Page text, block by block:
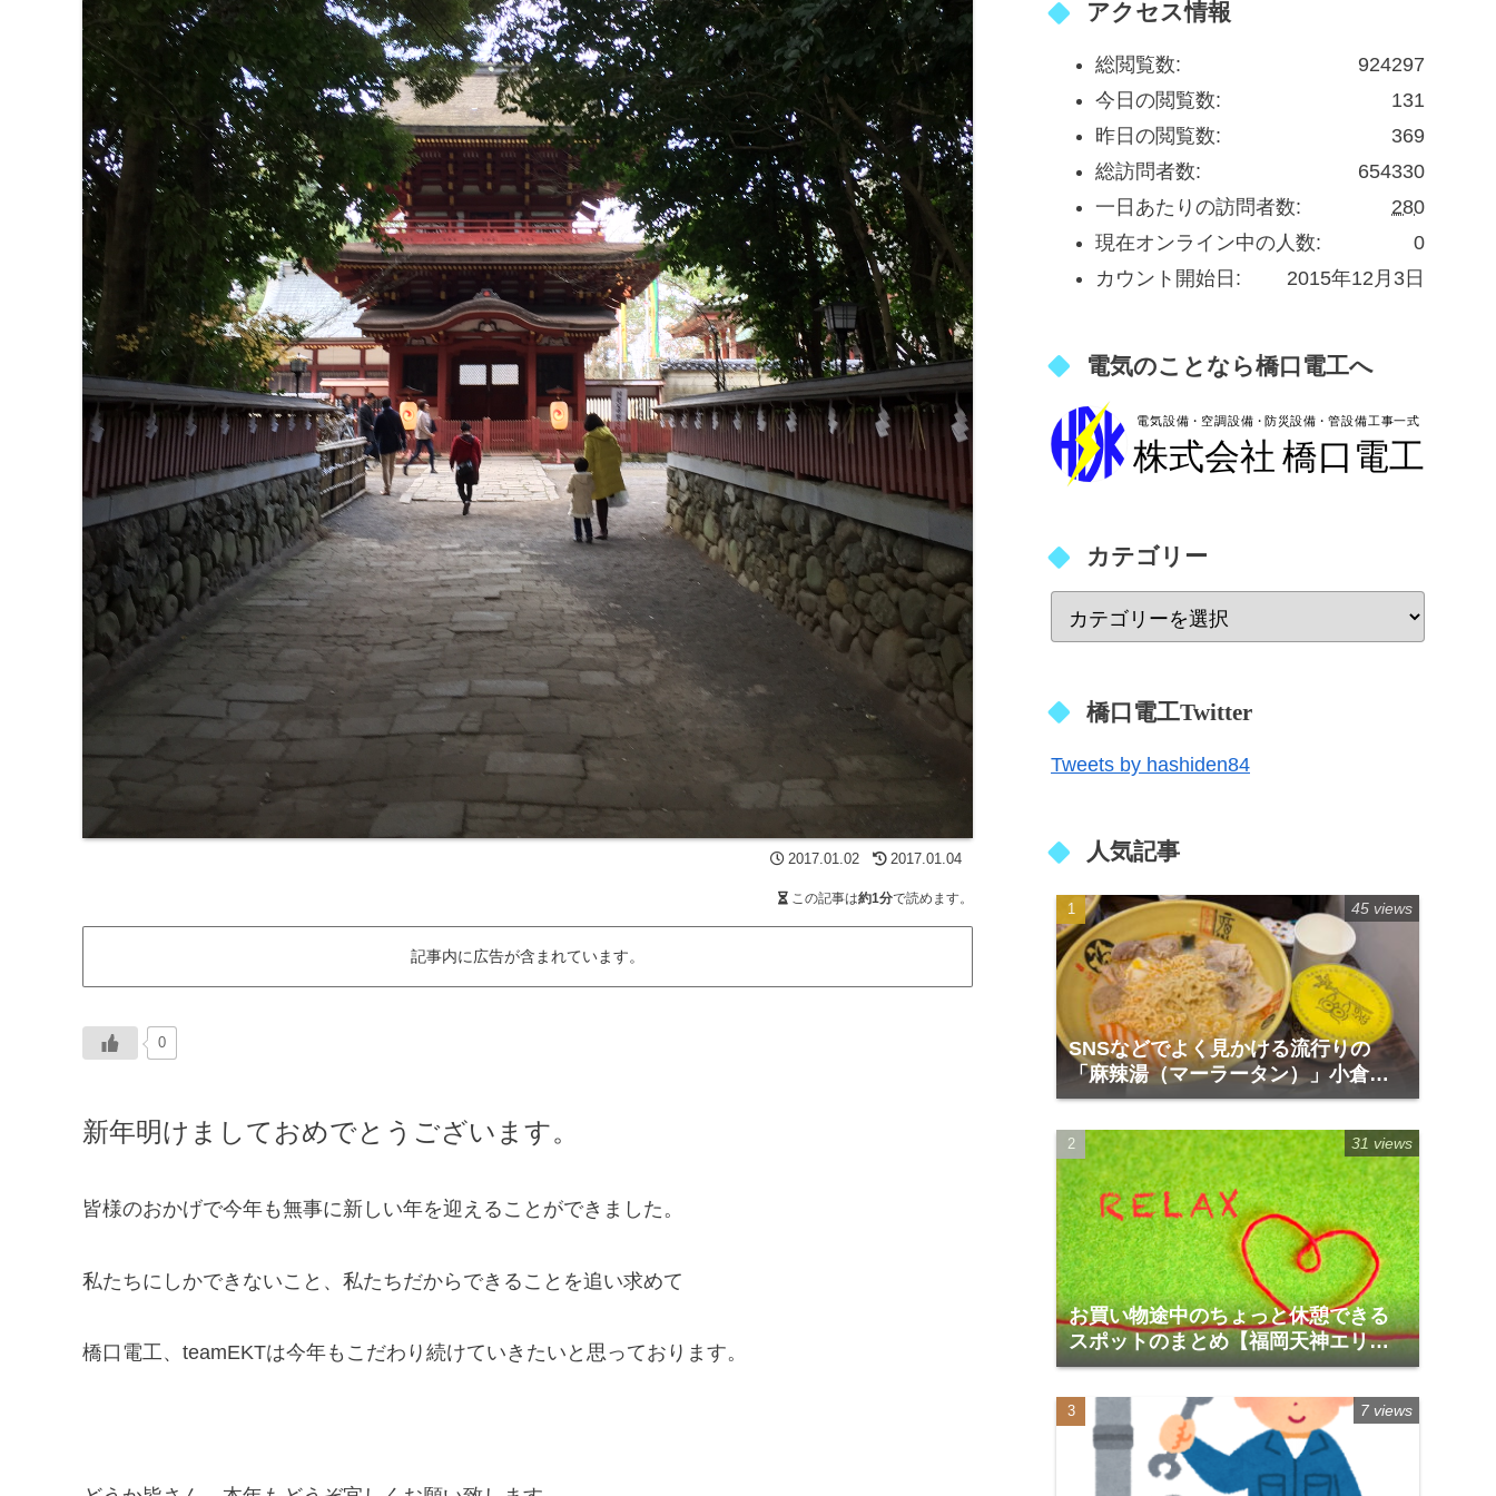
2017.01.02 2017.01.04
この記事は約1分で読めます。
記事内に広告が含まれています。
0
新年明けましておめでとうございます。
皆様のおかげで今年も無事に新しい年を迎えることができました。
私たちにしかできないこと、私たちだからできることを追い求めて
橋口電工、teamEKTは今年もこだわり続けていきたいと思っております。
アクセス情報
924297
総閲覧数:
131
今日の閲覧数:
369
昨日の閲覧数:
654330
総訪問者数:
280
一日あたりの訪問者数:
0
現在オンライン中の人数:
2015年12月3日
カウント開始日:
電気のことなら橋口電工へ
カテゴリー
橋口電工Twitter
Tweets by hashiden84
人気記事
SNSなどでよく見かける流行りの
「麻辣湯（マーラータン）」小倉の
リバーウォーク1階「福恩麻辣湯」
45 views
お買い物途中のちょっと休憩できる
スポットのまとめ【福岡天神エリア
編】
31 views
7 views